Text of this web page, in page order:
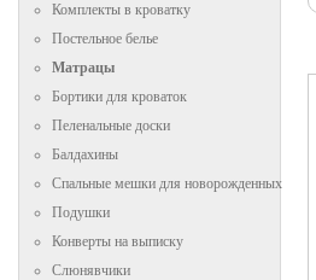
Комплекты в кроватку
Постельное белье
Матрацы
Бортики для кроваток
Пеленальные доски
Балдахины
Спальные мешки для новорожденных
Подушки
Конверты на выписку
Слюнявчики